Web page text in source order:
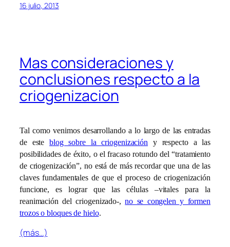
16 julio, 2013
Mas consideraciones y
conclusiones respecto a la
criogenizacion
Tal como venimos desarrollando a lo largo de las entradas
de esteblog sobre la criogenización y respecto a las
posibilidades de éxito, o el fracaso rotundo del “tratamiento
de criogenización”, no está de más recordar que una de las
claves fundamentales de que el proceso de criogenización
funcione, es lograr que las células –vitales para la
reanimación del criogenizado-,no se congelen y formen
trozos o bloques de hielo.
(más…)